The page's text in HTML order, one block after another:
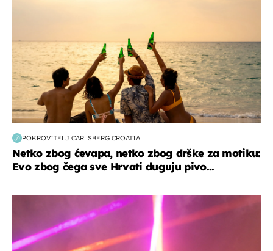
POKROVITELJ CARLSBERG CROATIA
Netko zbog ćevapa, netko zbog drške za motiku:
Evo zbog čega sve Hrvati duguju pivo...